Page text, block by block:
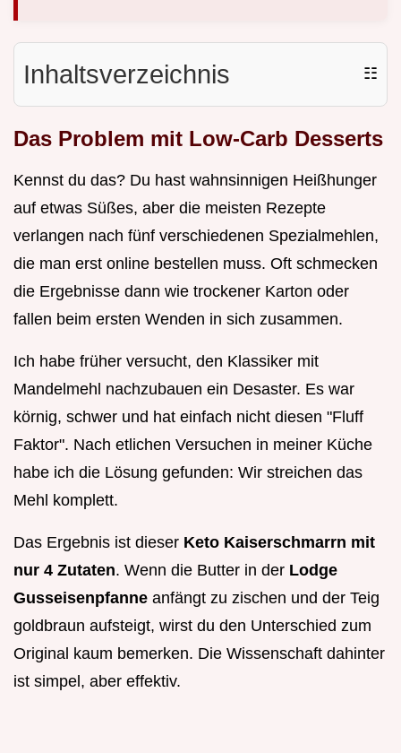
Inhaltsverzeichnis ☷
Das Problem mit Low-Carb Desserts
Kennst du das? Du hast wahnsinnigen Heißhunger
auf etwas Süßes, aber die meisten Rezepte
verlangen nach fünf verschiedenen Spezialmehlen,
die man erst online bestellen muss. Oft schmecken
die Ergebnisse dann wie trockener Karton oder
fallen beim ersten Wenden in sich zusammen.
Ich habe früher versucht, den Klassiker mit
Mandelmehl nachzubauen ein Desaster. Es war
körnig, schwer und hat einfach nicht diesen "Fluff
Faktor". Nach etlichen Versuchen in meiner Küche
habe ich die Lösung gefunden: Wir streichen das
Mehl komplett.
Das Ergebnis ist dieser Keto Kaiserschmarrn mit
nur 4 Zutaten. Wenn die Butter in der Lodge
Gusseisenpfanne anfängt zu zischen und der Teig
goldbraun aufsteigt, wirst du den Unterschied zum
Original kaum bemerken. Die Wissenschaft dahinter
ist simpel, aber effektiv.